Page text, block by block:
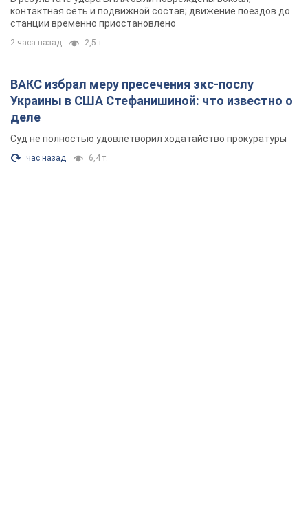
контактная сеть и подвижной состав; движение поездов до
станции временно приостановлено
2 часа назад 2,5 т.
ВАКС избрал меру пресечения экс-послу
Украины в США Стефанишиной: что известно о
деле
Суд не полностью удовлетворил ходатайство прокуратуры
час назад 6,4 т.